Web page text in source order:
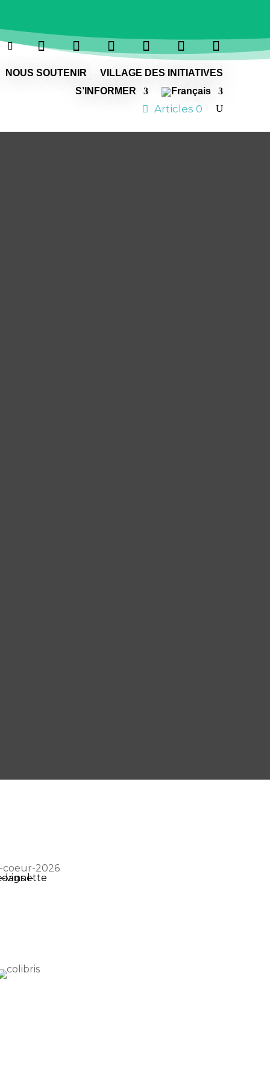
NOUS SOUTENIR
VILLAGE DES INITIATIVES
S’INFORMER
Articles 0